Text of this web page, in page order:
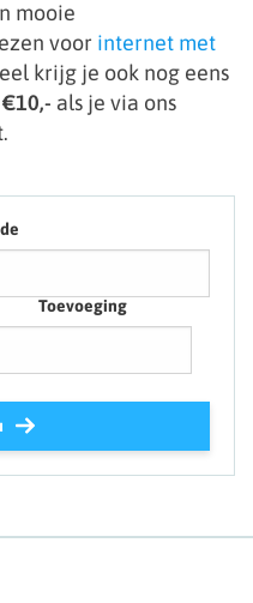
mooie
voor internet met
krijg je ook nog eens
als je via ons
Toevoeging